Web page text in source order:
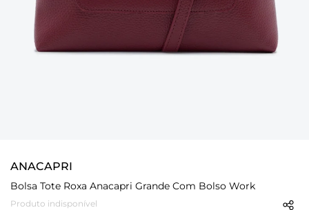
ANACAPRI
Bolsa Tote Roxa Anacapri Grande Com Bolso Work
Produto indisponível